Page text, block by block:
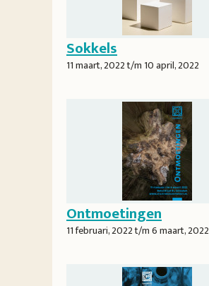
Sokkels
11 maart, 2022t/m 10 april, 2022
Ontmoetingen
11 februari, 2022t/m6 maart, 2022